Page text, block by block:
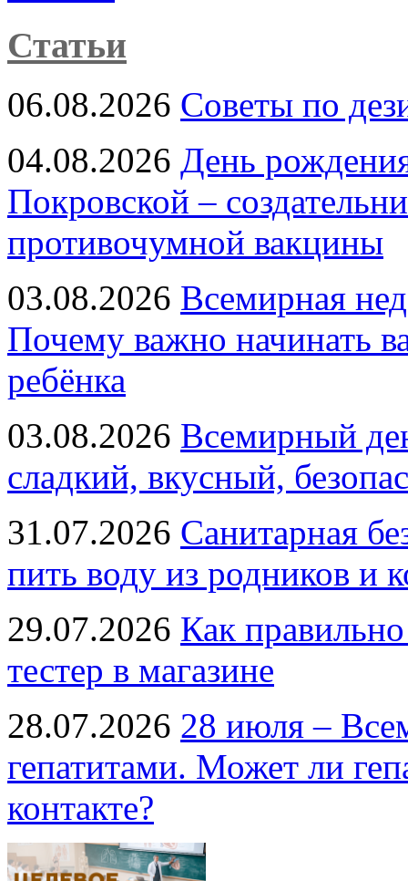
Статьи
06.08.2026 Советы по
04.08.2026 День
Покровской –
противочумной вакцины
03.08.2026 Всемирная
Почему важно начинать
ребёнка
03.08.2026 Всемирный
сладкий, вкусный,
31.07.2026 Санитарная
пить воду из родников и
29.07.2026 Как
тестер в магазине
28.07.2026 28 июля –
гепатитами. Может ли
контакте?